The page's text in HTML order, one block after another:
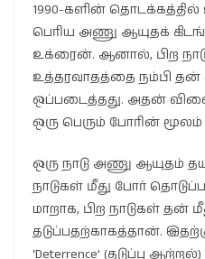
1990-களின்
பெரிய அணு ஆயுதக்
உக்ரைன். ஆனால், பிற
உத்தரவாதத்தை நம்பி
ஒப்படைத்தது. அதன்
ஒரு பெரும் போரின் மூலம்
ஒரு நாடு அணு ஆயுதம்
நாடுகள் மீது போர்
மாறாக, பிற நாடுகள் தன்
தடுப்பதற்காகத்தான்.
‘Deterrence’ (தடுப்பு